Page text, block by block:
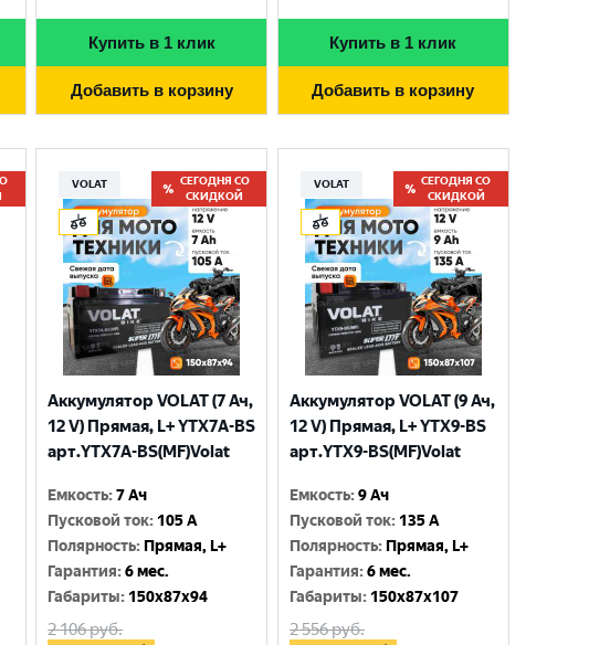
Купить в 1 клик
Добавить в корзину
Купить в 1 клик
Добавить в корзину
VOLAT
СЕГОДНЯ СО
СКИДКОЙ
Аккумулятор VOLAT (7 Ач,
12 V) Прямая, L+ YTX7A-BS
арт.YTX7A-BS(MF)Volat
Емкость:7 Ач
Пусковой ток: 105 A
Полярность: Прямая, L+
Гарантия:6 мес.
Габариты: 150x87x94
2 106руб.
VOLAT
СЕГОДНЯ СО
СКИДКОЙ
Аккумулятор VOLAT (9 Ач,
12 V) Прямая, L+ YTX9-BS
арт.YTX9-BS(MF)Volat
Емкость:9 Ач
Пусковой ток: 135 A
Полярность: Прямая, L+
Гарантия:6 мес.
Габариты: 150x87x107
2 556руб.